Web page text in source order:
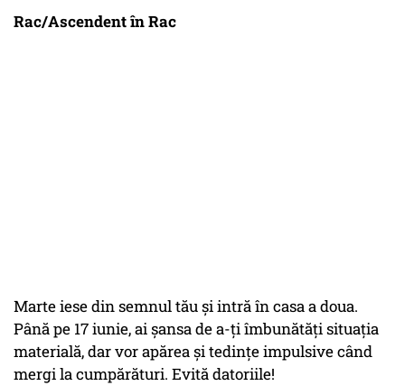
Rac/Ascendent în Rac
Marte iese din semnul tău și intră în casa a doua.
Până pe 17 iunie, ai șansa de a-ți îmbunătăți situația
materială, dar vor apărea și tedințe impulsive când
mergi la cumpărături. Evită datoriile!